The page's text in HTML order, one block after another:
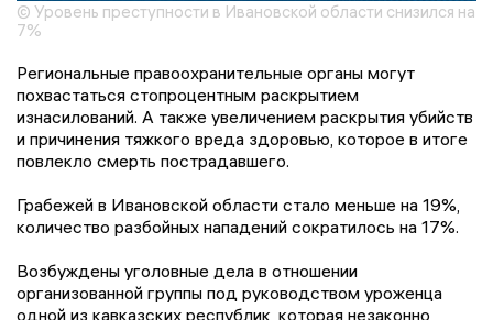
© Уровень преступности в Ивановской области снизился на
7%
Региональные правоохранительные органы могут
похвастаться стопроцентным раскрытием
изнасилований. А также увеличением раскрытия убийств
и причинения тяжкого вреда здоровью, которое в итоге
повлекло смерть пострадавшего.
Грабежей в Ивановской области стало меньше на 19%,
количество разбойных нападений сократилось на 17%.
Возбуждены уголовные дела в отношении
организованной группы под руководством уроженца
одной из кавказских республик, которая незаконно